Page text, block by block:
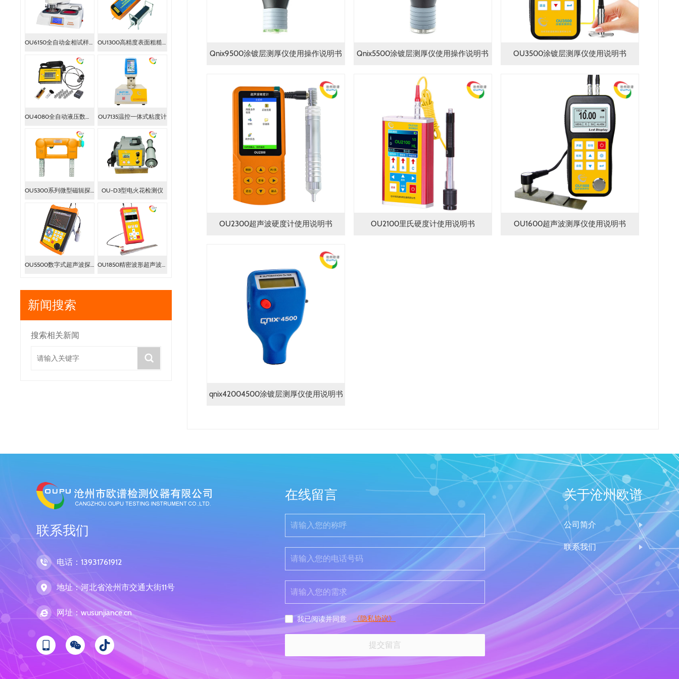
OU6150全自动金相试样磨抛机 OU1300高精度表面粗糙度仪
OU7135温控一体式粘度计
OU5300系列微型磁轭探伤仪 OU-D3型电火花检测仪
新闻搜索
搜索相关新闻
Qnix9500涂镀层测厚仪使用操作说明书 Qnix5500涂镀层测厚仪使用操作说明书 OU3500涂镀层测厚仪使用说明书
OU2300超声波硬度计使用说明书 OU2100里氏硬度计使用说明书 OU1600超声波测厚仪使用说明书
qnix42004500涂镀层测厚仪使用说明书
联系我们
电话：13931761912
地址：河北省沧州市交通大街11号
网址：wusunjiance.cn
在线留言
我已阅读并同意 《隐私协议》
提交留言
关于沧州欧谱
公司简介
联系我们